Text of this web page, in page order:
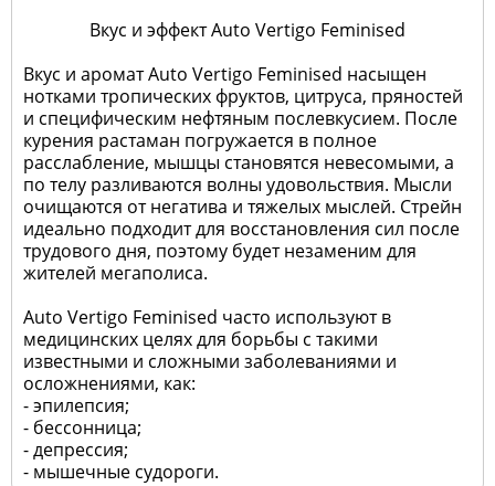
Вкус и эффект Auto Vertigo Feminised
Вкус и аромат Auto Vertigo Feminised насыщен
нотками тропических фруктов, цитруса, пряностей
и специфическим нефтяным послевкусием. После
курения растаман погружается в полное
расслабление, мышцы становятся невесомыми, а
по телу разливаются волны удовольствия. Мысли
очищаются от негатива и тяжелых мыслей. Стрейн
идеально подходит для восстановления сил после
трудового дня, поэтому будет незаменим для
жителей мегаполиса.
Auto Vertigo Feminised часто используют в
медицинских целях для борьбы с такими
известными и сложными заболеваниями и
осложнениями, как:
- эпилепсия;
- бессонница;
- депрессия;
- мышечные судороги.